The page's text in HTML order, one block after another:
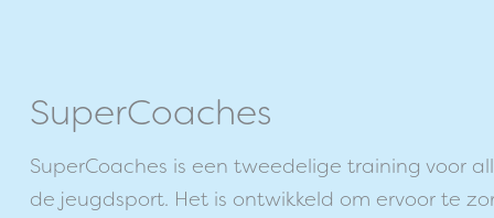
SuperCoaches
SuperCoaches is een tweedelige training voor
de jeugdsport. Het is ontwikkeld om ervoor te